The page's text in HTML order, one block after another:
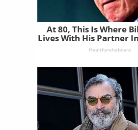
At 80, This Is Where
Lives With His Partner
Healthyrehabcare